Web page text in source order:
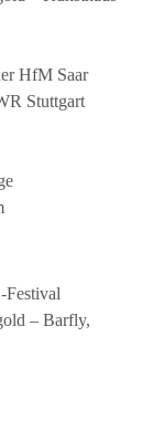
HfM Saar
Stuttgart
Festival
– Barfly,